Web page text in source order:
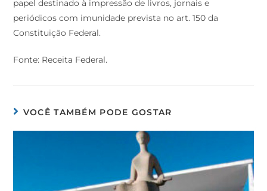
papel destinado à impressão de livros, jornais e
periódicos com imunidade prevista no art. 150 da
Constituição Federal.
Fonte: Receita Federal.
VOCÊ TAMBÉM PODE GOSTAR